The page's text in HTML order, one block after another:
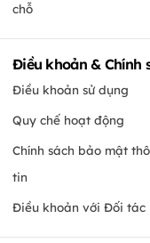
chỗ
Điều khoản & Chính
Điều khoản sử dụng
Quy chế hoạt động
Chính sách bảo mật
tin
Điều khoản với Đối tác